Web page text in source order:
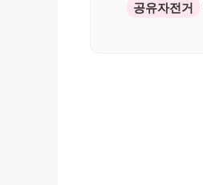
공유자전거